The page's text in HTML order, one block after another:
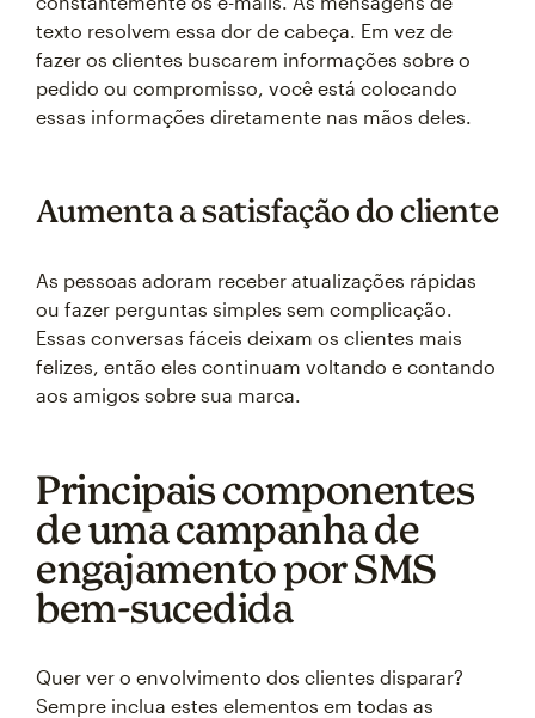
texto resolvem essa dor de cabeça. Em vez de
fazer os clientes buscarem informações sobre o
pedido ou compromisso, você está colocando
essas informações diretamente nas mãos deles.
Aumenta a satisfação do cliente
As pessoas adoram receber atualizações rápidas
ou fazer perguntas simples sem complicação.
Essas conversas fáceis deixam os clientes mais
felizes, então eles continuam voltando e contando
aos amigos sobre sua marca.
Principais componentes
de uma campanha de
engajamento por SMS
bem-sucedida
Quer ver o envolvimento dos clientes disparar?
Sempre inclua estes elementos em todas as